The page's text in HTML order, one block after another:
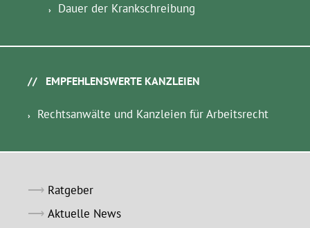
Dauer der Krankschreibung
EMPFEHLENSWERTE KANZLEIEN
Rechtsanwälte und Kanzleien für Arbeitsrecht
Ratgeber
Aktuelle News